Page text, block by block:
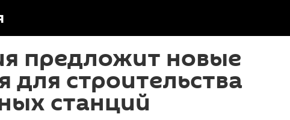
предложит новые
для строительства
станций